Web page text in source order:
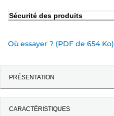
Sécurité des produits
Où essayer ? (PDF de 654 Ko)
PRÉSENTATION
CARACTÉRISTIQUES